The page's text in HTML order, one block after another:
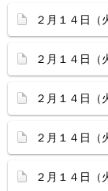
２月１４日
２月１４日
２月１４日
２月１４日
２月１４日（